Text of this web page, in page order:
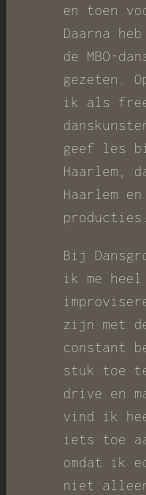
en toen
Daarna
de MBO-
gezeten.
ik als
geef les
Haarlem,
Haarlem
producties.
Bij
ik me
zijn met
constant
stuk toe
drive en
vind ik
iets toe
omdat ik
niet